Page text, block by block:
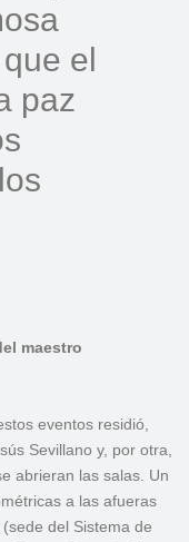
el
paz
maestro
eventos residió,
Sevillano y, por otra,
abrieran las salas. Un
a las afueras
del Sistema de